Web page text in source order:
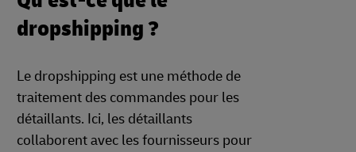
dropshipping ?
Le dropshipping est une méthode de
traitement des commandes pour les
détaillants. Ici, les détaillants
collaborent avec les fournisseurs pour